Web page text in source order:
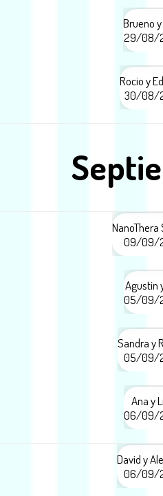
Brueno
29/08/
Rocio y
30/08/
09/09/
Agustin
05/09/
Sandra y
05/09/
Ana y
06/09/
David y
06/09/